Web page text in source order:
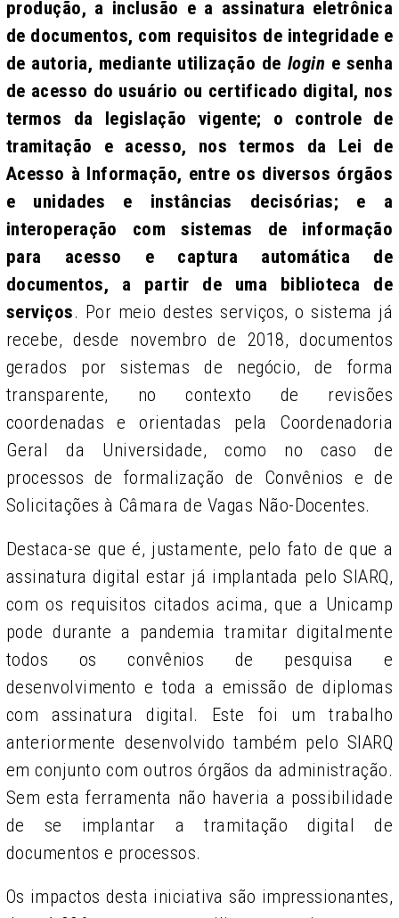
produção, a inclusão e a assinatura eletrônica
de documentos, com requisitos de integridade e
de autoria, mediante utilização de login e senha
de acesso do usuário ou certificado digital, nos
termos da legislação vigente; o controle de
tramitação e acesso, nos termos da Lei de
Acesso à Informação, entre os diversos órgãos
e unidades e instâncias decisórias; e a
interoperação com sistemas de informação
para acesso e captura automática de
documentos, a partir de uma biblioteca de
serviços. Por meio destes serviços, o sistema já
recebe, desde novembro de 2018, documentos
gerados por sistemas de negócio, de forma
transparente, no contexto de revisões
coordenadas e orientadas pela Coordenadoria
Geral da Universidade, como no caso de
processos de formalização de Convênios e de
Solicitações à Câmara de Vagas Não-Docentes.
Destaca-se que é, justamente, pelo fato de que a
assinatura digital estar já implantada pelo SIARQ,
com os requisitos citados acima, que a Unicamp
pode durante a pandemia tramitar digitalmente
todos os convênios de pesquisa e
desenvolvimento e toda a emissão de diplomas
com assinatura digital. Este foi um trabalho
anteriormente desenvolvido também pelo SIARQ
em conjunto com outros órgãos da administração.
Sem esta ferramenta não haveria a possibilidade
de se implantar a tramitação digital de
documentos e processos.
Os impactos desta iniciativa são impressionantes,